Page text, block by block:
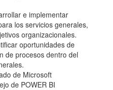
e implementar
los servicios generales,
organizacionales.
oportunidades de
de procesos dentro del
de Microsoft
de POWER BI